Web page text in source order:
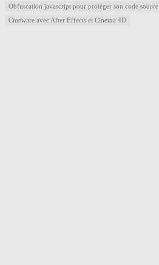
Obfuscation javascript pour protéger son code source
Cineware avec After Effects et Cinema 4D